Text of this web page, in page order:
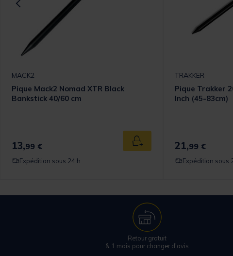
panier
MACK2
Pique Mack2 Nomad XTR Black
Bankstick 40/60 cm
13,99 € Ajouter au panier
Expédition sous 24 h
TRAKKER
Pique Trakker
Inch (45-83cm)
21,99 €
Expédition sous
Retour gratuit
& 1 mois pour changer d'avis